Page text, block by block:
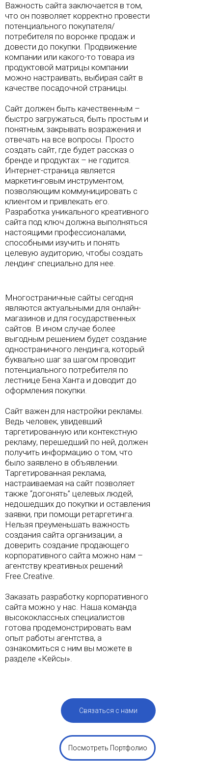
Важность сайта заключается в том,
что он позволяет корректно провести
потенциального покупателя/
потребителя по воронке продаж и
довести до покупки. Продвижение
компании или какого-то товара из
продуктовой матрицы компании
можно настраивать, выбирая сайт в
качестве посадочной страницы.
Сайт должен быть качественным –
быстро загружаться, быть простым и
понятным, закрывать возражения и
отвечать на все вопросы. Просто
создать сайт, где будет рассказ о
бренде и продуктах – не годится.
Интернет-страница является
маркетинговым инструментом,
позволяющим коммуницировать с
клиентом и привлекать его.
Разработка уникального креативного
сайта под ключ должна выполняться
настоящими профессионалами,
способными изучить и понять
целевую аудиторию, чтобы создать
лендинг специально для нее.
Многостраничные сайты сегодня
являются актуальными для онлайн-
магазинов и для государственных
сайтов. В ином случае более
выгодным решением будет создание
одностраничного лендинга, который
буквально шаг за шагом проводит
потенциального потребителя по
лестнице Бена Ханта и доводит до
оформления покупки.
Сайт важен для настройки рекламы.
Ведь человек, увидевший
таргетированную или контекстную
рекламу, перешедший по ней, должен
получить информацию о том, что
было заявлено в объявлении.
Таргетированная реклама,
настраиваемая на сайт позволяет
также “догонять” целевых людей,
недошедших до покупки и оставления
заявки, при помощи ретаргетинга.
Нельзя преуменьшать важность
создания сайта организации, а
доверить создание продающего
корпоративного сайта можно нам –
агентству креативных решений
Free.Creative.
Заказать разработку корпоративного
сайта можно у нас. Наша команда
высококлассных специалистов
готова продемонстрировать вам
опыт работы агентства, а
ознакомиться с ним вы можете в
разделе «Кейсы».
Посмотреть Портфолио
Связаться с нами